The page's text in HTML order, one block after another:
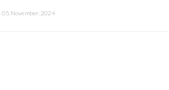
05.November.2024